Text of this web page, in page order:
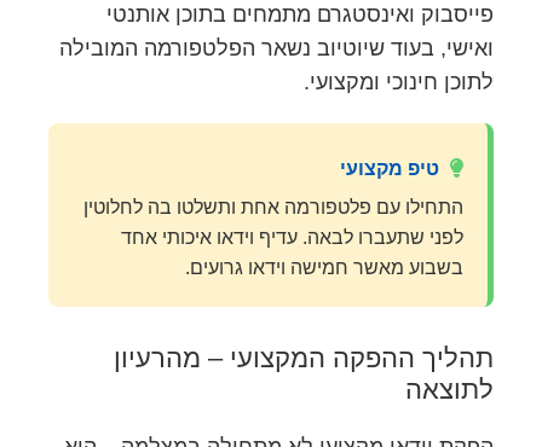
פייסבוק ואינסטגרם מתמחים בתוכן אותנטי
ואישי, בעוד שיוטיוב נשאר הפלטפורמה המובילה
לתוכן חינוכי ומקצועי.
טיפ מקצועי
התחילו עם פלטפורמה אחת ותשלטו בה לחלוטין
לפני שתעברו לבאה. עדיף וידאו איכותי אחד
בשבוע מאשר חמישה וידאו גרועים.
תהליך ההפקה המקצועי – מהרעיון
לתוצאה